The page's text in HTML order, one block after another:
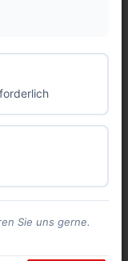
Sie uns gerne.